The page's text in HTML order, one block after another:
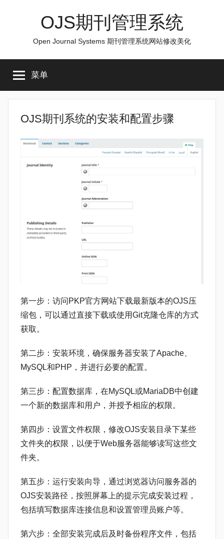
OJS期刊管理系统
Open Journal Systems 期刊管理系统网站修改美化
菜单
OJS期刊系统的安装和配置步骤
第一步：访问PKP官方网站下载最新版本的OJS压
缩包，可以通过直接下载或使用Git克隆仓库的方式
获取。
‌第二步：安装环境‌，确保服务器安装了Apache、
MySQL和PHP，并进行必要的配置。
‌第三步：配置数据库‌，在MySQL或MariaDB中创建
一个新的数据库和用户，并授予相应的权限‌。
第四步：设置文件权限‌，修改OJS安装目录下某些
文件夹的权限，以便于Web服务器能够读写这些文
件夹‌。
第五步：运行安装向导‌，通过浏览器访问服务器的
OJS安装路径，按照屏幕上的提示完成安装过程，
包括填写数据库连接信息和设置管理员账户等‌。
第六步：全部安装完成后及时备份程序文件 ，包括